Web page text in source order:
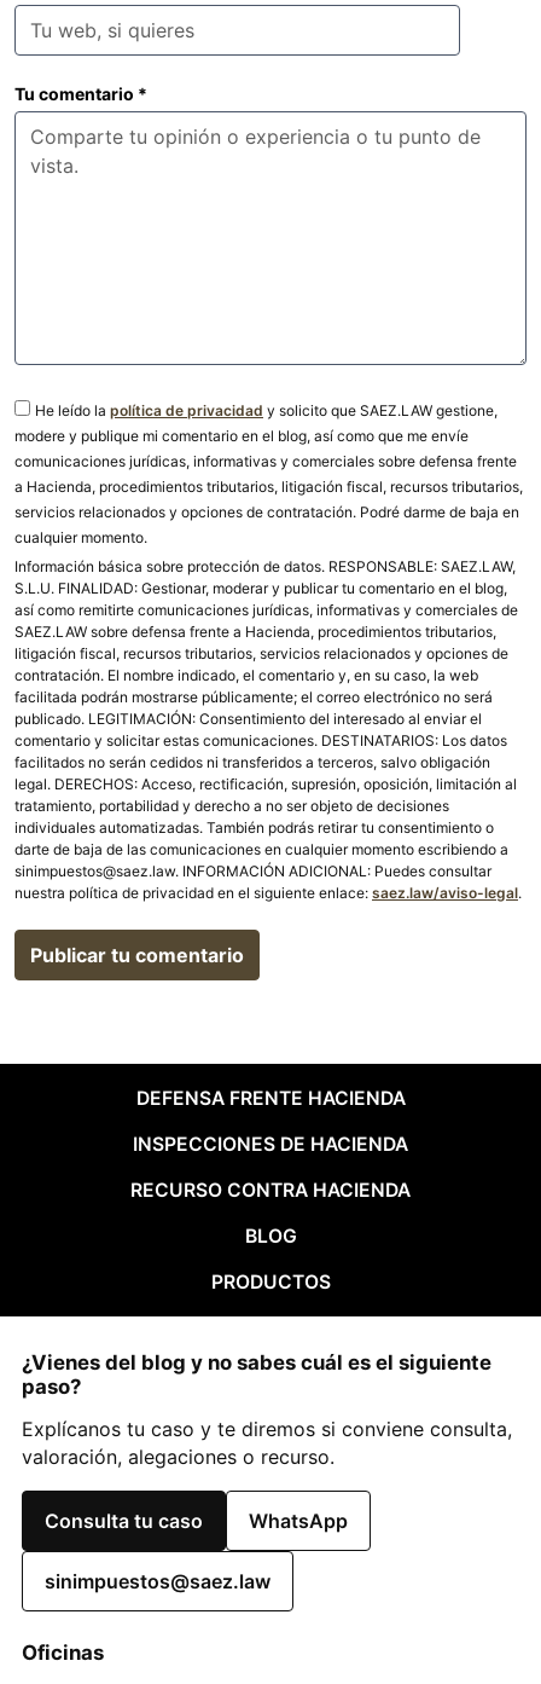
Tu comentario *
He leído la política de privacidad y solicito que SAEZ.LAW gestione,
modere y publique mi comentario en el blog, así como que me envíe
comunicaciones jurídicas, informativas y comerciales sobre defensa frente
a Hacienda, procedimientos tributarios, litigación fiscal, recursos tributarios,
servicios relacionados y opciones de contratación. Podré darme de baja en
cualquier momento.
Información básica sobre protección de datos. RESPONSABLE: SAEZ.LAW,
S.L.U. FINALIDAD: Gestionar, moderar y publicar tu comentario en el blog,
así como remitirte comunicaciones jurídicas, informativas y comerciales de
SAEZ.LAW sobre defensa frente a Hacienda, procedimientos tributarios,
litigación fiscal, recursos tributarios, servicios relacionados y opciones de
contratación. El nombre indicado, el comentario y, en su caso, la web
facilitada podrán mostrarse públicamente; el correo electrónico no será
publicado. LEGITIMACIÓN: Consentimiento del interesado al enviar el
comentario y solicitar estas comunicaciones. DESTINATARIOS: Los datos
facilitados no serán cedidos ni transferidos a terceros, salvo obligación
legal. DERECHOS: Acceso, rectificación, supresión, oposición, limitación al
tratamiento, portabilidad y derecho a no ser objeto de decisiones
individuales automatizadas. También podrás retirar tu consentimiento o
darte de baja de las comunicaciones en cualquier momento escribiendo a
sinimpuestos@saez.law. INFORMACIÓN ADICIONAL: Puedes consultar
nuestra política de privacidad en el siguiente enlace: saez.law/aviso-legal.
DEFENSA FRENTE HACIENDA
INSPECCIONES DE HACIENDA
RECURSO CONTRA HACIENDA
BLOG
PRODUCTOS
¿Vienes del blog y no sabes cuál es el siguiente
paso?
Explícanos tu caso y te diremos si conviene consulta,
valoración, alegaciones o recurso.
Consulta tu caso WhatsApp
sinimpuestos@saez.law
Oficinas